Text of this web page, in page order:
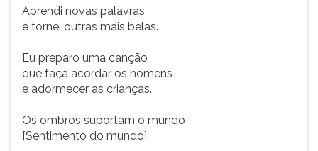
Aprendi novas palavras
e tornei outras mais belas.
Eu preparo uma canção
que faça acordar os homens
e adormecer as crianças.
Os ombros suportam o mundo
[Sentimento do mundo]